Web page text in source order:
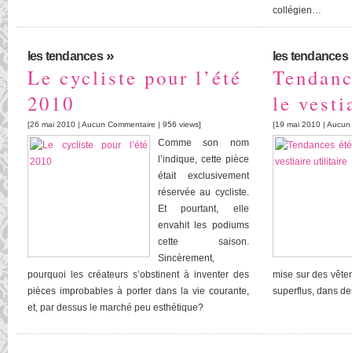
collégien…
les tendances»
Le cycliste pour l’été
2010
[26 mai 2010 | Aucun Commentaire | 956 views]
Comme son nom
l’indique, cette pièce
était exclusivement
réservée au cycliste.
Et pourtant, elle
envahit les podiums
cette saison.
Sincèrement,
pourquoi les créateurs s’obstinent à inventer des
pièces improbables à porter dans la vie courante,
et, par dessus le marché peu esthétique?
les tendances
le
[19 mai 2010 | Aucun
mise sur des
superflus, dans